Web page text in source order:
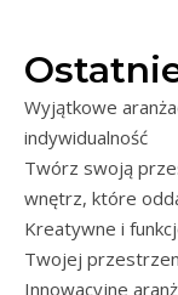
Wyjątkowe
indywidualność
Twórz swoją
wnętrz, które
Kreatywne i
Twojej
Innowacyjne